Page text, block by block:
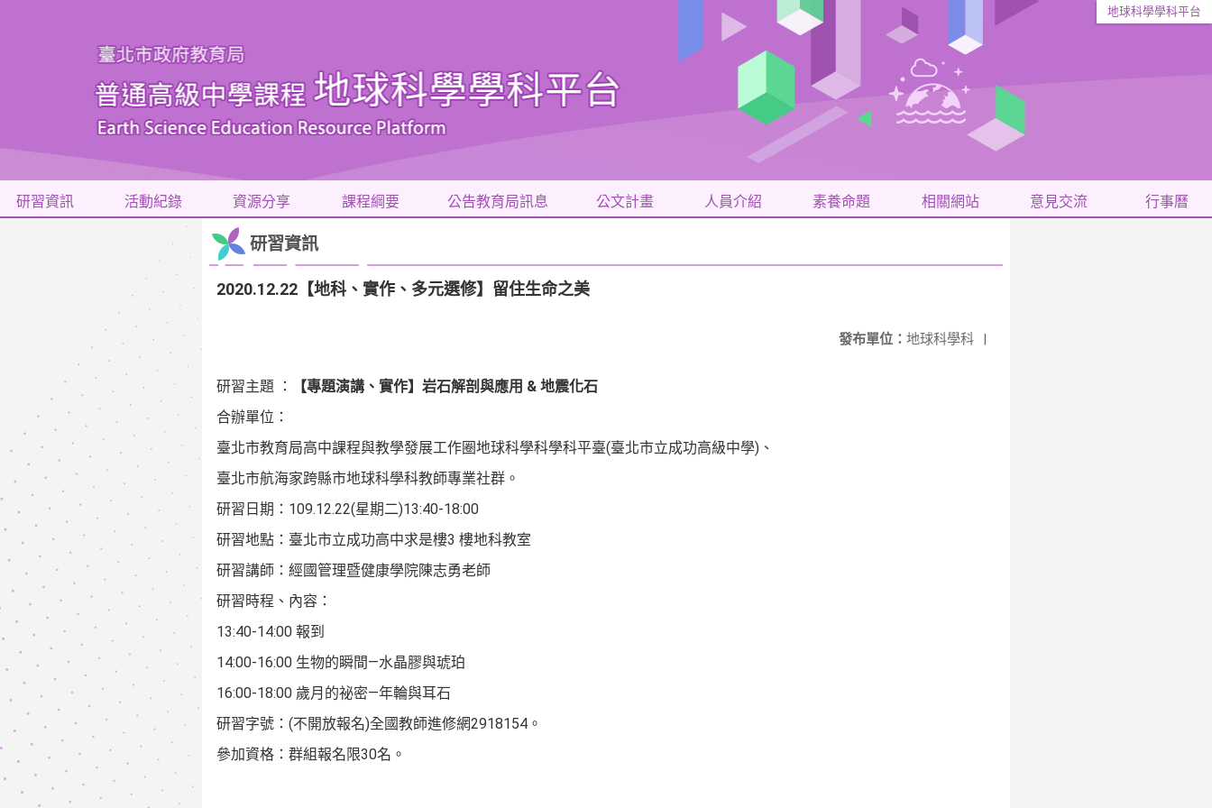
地球科學學科平台
研習資訊 活動紀錄 資源分享 課程綱要 公告教育局訊息 公文計畫 人員介紹 素養命題 相關網站 意見交流 行事曆
研習資訊
2020.12.22【地科、實作、多元選修】留住生命之美
發布單位： 地球科學科 |
研習主題 ：
【專題演講、實作】岩石解剖與應用 & 地震化石
合辦單位：
臺北市教育局高中課程與教學發展工作圈地球科學科學科平臺(臺北市立成功高級中學)、
臺北市航海家跨縣市地球科學科教師專業社群。
研習日期：109.12.22(星期二)13:40-18:00
研習地點：臺北市立成功高中求是樓3 樓地科教室
研習講師：經國管理暨健康學院陳志勇老師
研習時程、內容：
13:40-14:00 報到
14:00-16:00 生物的瞬間—水晶膠與琥珀
16:00-18:00 歲月的祕密—年輪與耳石
研習字號：(不開放報名)全國教師進修網2918154。
參加資格：群組報名限30名。